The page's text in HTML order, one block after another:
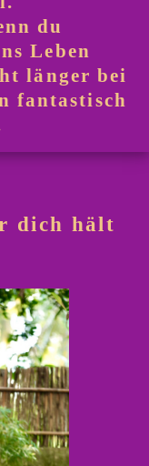
du
Leben
länger bei
fantastisch
dich hält